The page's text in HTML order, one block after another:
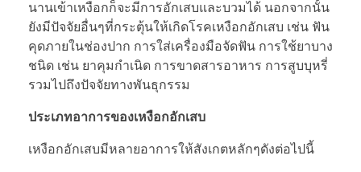
นานเข้าเหงือกก็จะมีการอักเสบและบวมได้ นอกจากนั้น
ยังมีปัจจัยอื่นๆที่กระตุ้นให้เกิดโรคเหงือกอักเสบ เช่น ฟัน
คุดภายในช่องปาก การใส่เครื่องมือจัดฟัน การใช้ยาบาง
ชนิด เช่น ยาคุมกำเนิด การขาดสารอาหาร การสูบบุหรี่
รวมไปถึงปัจจัยทางพันธุกรรม
ประเภทอาการของเหงือกอักเสบ
เหงือกอักเสบมีหลายอาการให้สังเกตหลักๆดังต่อไปนี้